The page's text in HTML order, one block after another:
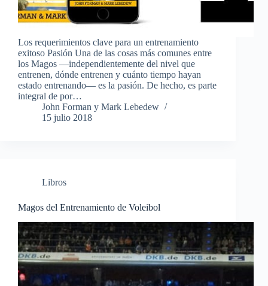
Los requerimientos clave para un entrenamiento
exitoso Pasión Una de las cosas más comunes entre
los Magos —independientemente del nivel que
entrenen, dónde entrenen y cuánto tiempo hayan
estado entrenando— es la pasión. De hecho, es parte
integral de por…
John Forman y Mark Lebedew
15 julio 2018
Libros
Magos del Entrenamiento de Voleibol